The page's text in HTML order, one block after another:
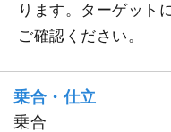
ります。ターゲット
ご確認ください。
乗合・仕立
乗合